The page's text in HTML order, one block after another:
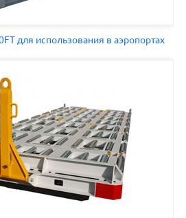
для использования в аэропортах